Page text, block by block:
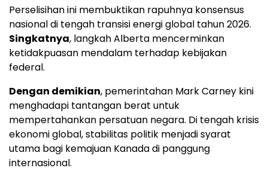
Perselisihan ini membuktikan rapuhnya konsensus
nasional di tengah transisi energi global tahun 2026.
Singkatnya, langkah Alberta mencerminkan
ketidakpuasan mendalam terhadap kebijakan
federal.
Dengan demikian, pemerintahan Mark Carney kini
menghadapi tantangan berat untuk
mempertahankan persatuan negara. Di tengah krisis
ekonomi global, stabilitas politik menjadi syarat
utama bagi kemajuan Kanada di panggung
internasional.